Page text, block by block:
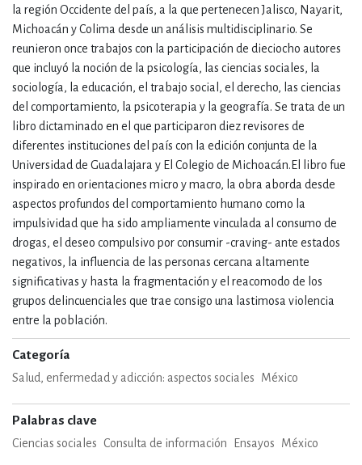
la región Occidente del país, a la que pertenecen Jalisco, Nayarit,
Michoacán y Colima desde un análisis multidisciplinario. Se
reunieron once trabajos con la participación de dieciocho autores
que incluyó la noción de la psicología, las ciencias sociales, la
sociología, la educación, el trabajo social, el derecho, las ciencias
del comportamiento, la psicoterapia y la geografía. Se trata de un
libro dictaminado en el que participaron diez revisores de
diferentes instituciones del país con la edición conjunta de la
Universidad de Guadalajara y El Colegio de Michoacán.El libro fue
inspirado en orientaciones micro y macro, la obra aborda desde
aspectos profundos del comportamiento humano como la
impulsividad que ha sido ampliamente vinculada al consumo de
drogas, el deseo compulsivo por consumir -craving- ante estados
negativos, la influencia de las personas cercana altamente
significativas y hasta la fragmentación y el reacomodo de los
grupos delincuenciales que trae consigo una lastimosa violencia
entre la población.
Categoría
Salud, enfermedad y adicción: aspectos sociales México
Palabras clave
Ciencias sociales Consulta de información Ensayos México